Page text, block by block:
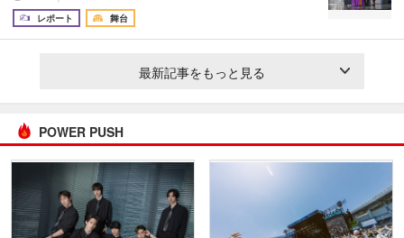
レポート
舞台
最新記事をもっと見る
POWER PUSH